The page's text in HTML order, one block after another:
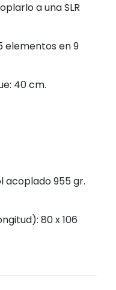
a una SLR
elementos en 9
40 cm.
acoplado 955 gr.
80 x 106